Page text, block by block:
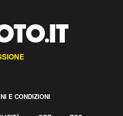
E CONDIZIONI